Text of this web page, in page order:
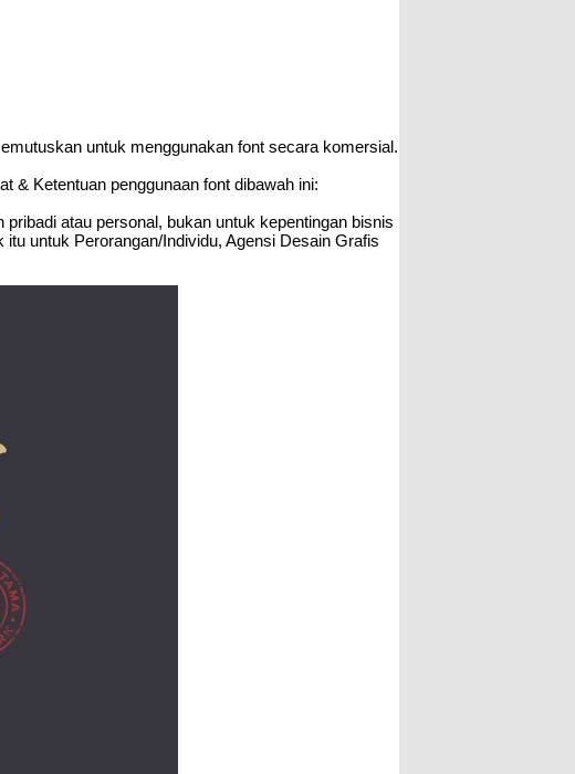
untuk menggunakan font secara komersial.
& Ketentuan penggunaan font dibawah ini:
atau personal, bukan untuk kepentingan bisnis
untuk Perorangan/Individu, Agensi Desain Grafis